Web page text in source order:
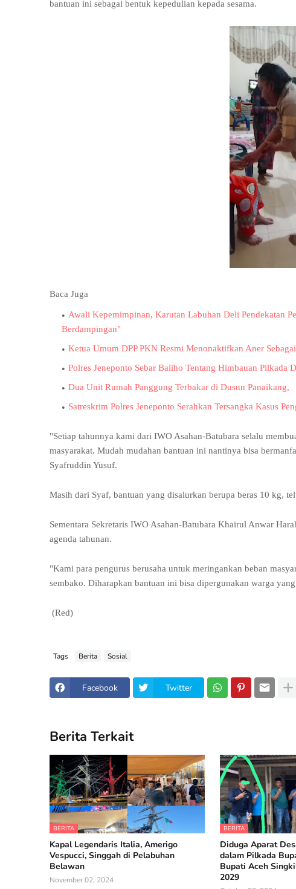
bantuan ini sebagai bentuk kepedulian kepada sesama.
Baca Juga
Awali Kepemimpinan, Karutan Labuhan Deli Pendekatan
Berdampingan"
Ketua Umum DPP PKN Resmi Menonaktifkan Aner
Polres Jeneponto Sebar Baliho Tentang Himbauan Pilkada
Dua Unit Rumah Panggung Terbakar di Dusun Panaikang,
Satreskrim Polres Jeneponto Serahkan Tersangka Kasus
"Setiap tahunnya kami dari IWO Asahan-Batubara selalu
masyarakat. Mudah mudahan bantuan ini nantinya bisa
Syafruddin Yusuf.
Masih dari Syaf, bantuan yang disalurkan berupa beras 10 kg,
Sementara Sekretaris IWO Asahan-Batubara Khairul Anwar
agenda tahunan.
"Kami para pengurus berusaha untuk meringankan beban
sembako. Diharapkan bantuan ini bisa dipergunakan warga
(Red)
Tags Berita Sosial
Facebook Twitter
Berita Terkait
BERITA
Kapal Legendaris Italia, Amerigo
Vespucci, Singgah di Pelabuhan
Belawan
November 02, 2024
BERITA
Diduga Aparat
dalam Pilkada
Bupati Aceh
2029